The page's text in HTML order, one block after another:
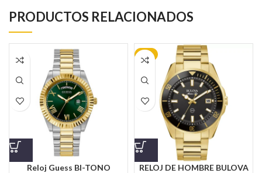
PRODUCTOS RELACIONADOS
Reloj Guess BI-TONO
-9%
RELOJ DE HOMBRE BULOVA